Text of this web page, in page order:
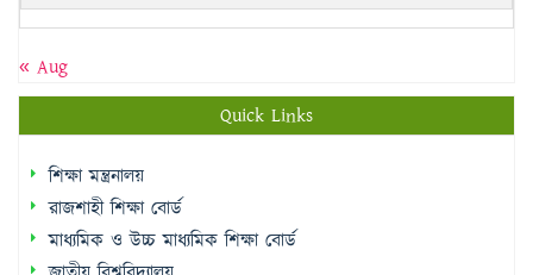
« Aug
Quick Links
শিক্ষা মন্ত্রনালয়
রাজশাহী শিক্ষা বোর্ড
মাধ্যমিক ও উচ্চ মাধ্যমিক শিক্ষা বোর্ড